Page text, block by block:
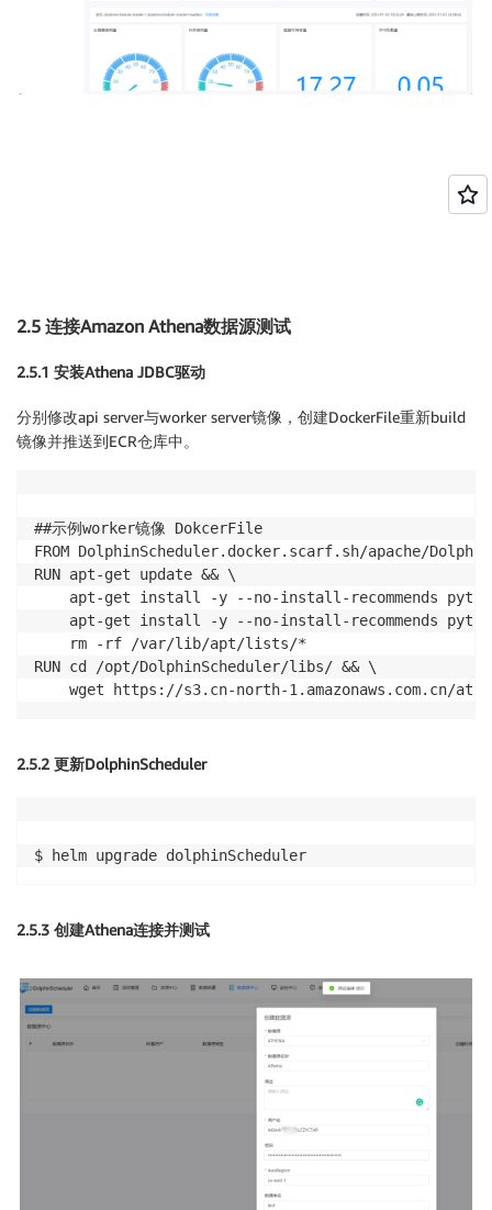
2.5 连接Amazon Athena数据源测试
2.5.1 安装Athena JDBC驱动
分别修改api server与worker server镜像，创建DockerFile重新build
镜像并推送到ECR仓库中。
##示例worker镜像 DokcerFile
FROM DolphinScheduler.docker.scarf.sh/apache/
RUN apt-get update && \
apt-get install -y --no-install-recommends
apt-get install -y --no-install-recommends
    rm -rf /var/lib/apt/lists/*
RUN cd /opt/DolphinScheduler/libs/ && \
2.5.2 更新DolphinScheduler
2.5.3 创建Athena连接并测试